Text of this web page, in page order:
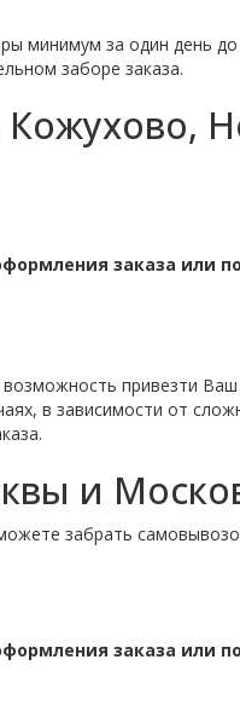
минимум за один день
заборе заказа.
заказа или
привезти
в зависимости от
и
забрать
заказа или